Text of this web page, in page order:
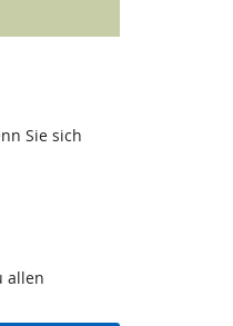
Sie sich
allen